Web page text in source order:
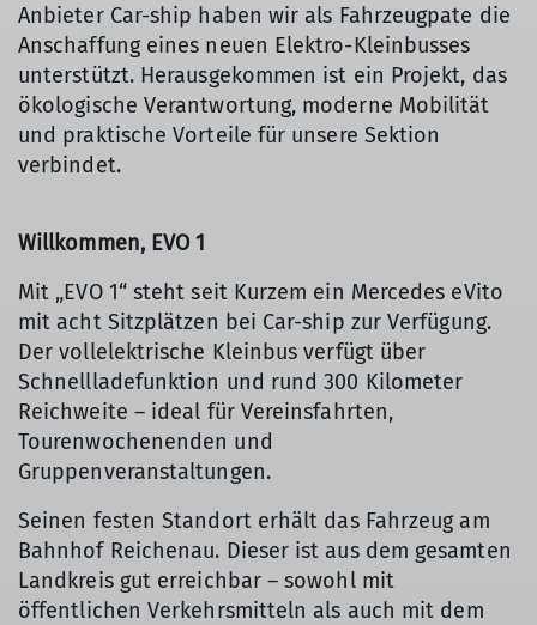
Anbieter Car-ship haben wir als Fahrzeugpate die
Anschaffung eines neuen Elektro-Kleinbusses
unterstützt. Herausgekommen ist ein Projekt, das
ökologische Verantwortung, moderne Mobilität
und praktische Vorteile für unsere Sektion
verbindet.
Willkommen, EVO 1
Mit „EVO 1“ steht seit Kurzem ein Mercedes eVito
mit acht Sitzplätzen bei Car-ship zur Verfügung.
Der vollelektrische Kleinbus verfügt über
Schnellladefunktion und rund 300 Kilometer
Reichweite – ideal für Vereinsfahrten,
Tourenwochenenden und
Gruppenveranstaltungen.
Seinen festen Standort erhält das Fahrzeug am
Bahnhof Reichenau. Dieser ist aus dem gesamten
Landkreis gut erreichbar – sowohl mit
öffentlichen Verkehrsmitteln als auch mit dem